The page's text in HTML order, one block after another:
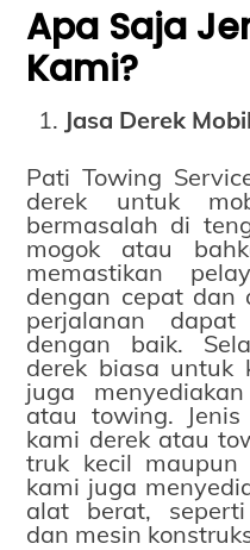
Apa Saja
Kami?
Jasa Derek
Pati Towing
derek untuk
bermasalah di
mogok atau
memastikan
dengan cepat dan
perjalanan dapat
dengan baik.
derek biasa untuk
juga
atau towing.
kami derek atau
truk kecil
kami juga
alat berat, seperti
dan mesin